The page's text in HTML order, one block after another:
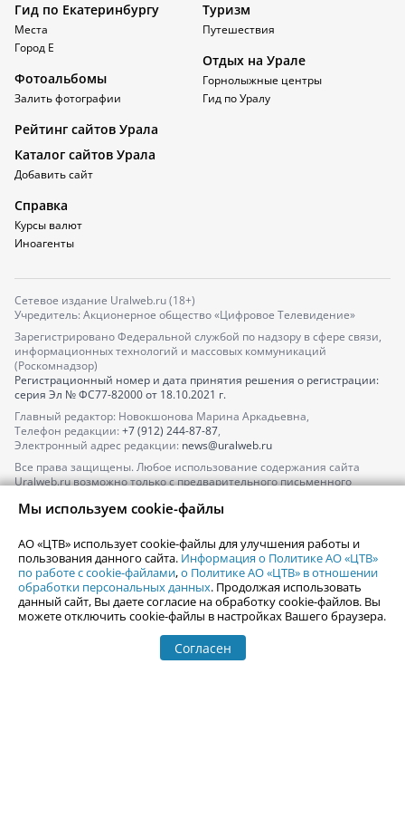
Гид по Екатеринбургу
Места
Город Е
Фотоальбомы
Залить фотографии
Туризм
Путешествия
Отдых на Урале
Горнолыжные центры
Гид по Уралу
Рейтинг сайтов Урала
Каталог сайтов Урала
Добавить сайт
Справка
Курсы валют
Иноагенты
Сетевое издание Uralweb.ru (18+)
Учредитель: Акционерное общество «Цифровое Телевидение»
Зарегистрировано Федеральной службой по надзору в сфере связи,
информационных технологий и массовых коммуникаций
(Роскомнадзор)
Регистрационный номер и дата принятия решения о регистрации:
серия Эл № ФС77-82000от 18.10.2021 г.
Главный редактор: Новокшонова Марина Аркадьевна,
Телефон редакции: +7 (912) 244-87-87,
Электронный адрес редакции: news@uralweb.ru
Все права защищены. Любое использование содержания сайта
Uralweb.ru возможно только с предварительного письменного
По вопросам размещения рекламы обращайтесь по тел.
По вопросам размещения информации в разделе «Афиша»
afisha@uralweb.ru
Пользовательское соглашение на использование сайта
Политика АО «ЦТВ» в отношении обработки персональных данных
Мы используем cookie-файлы
АО «ЦТВ» использует cookie-файлы для улучшения работы и
пользования данного сайта. Информация о Политике АО «ЦТВ»
по работе с cookie-файлами,о Политике АО «ЦТВ» в отношении
обработки персональных данных. Продолжая использовать
данный сайт, Вы даете согласие на обработку cookie-файлов. Вы
можете отключить cookie-файлы в настройках Вашего браузера.
Согласен